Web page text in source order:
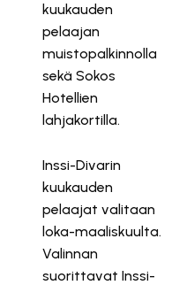
kuukauden
pelaajan
muistopalkinnolla
sekä Sokos
Hotellien
lahjakortilla.
Inssi-Divarin
kuukauden
pelaajat valitaan
loka-maaliskuulta.
Valinnan
suorittavat Inssi-